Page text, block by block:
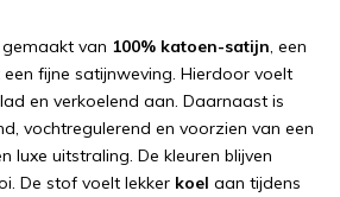
van 100% katoen-satijn , een
fijne satijnweving. Hierdoor voelt
en verkoelend aan. Daarnaast is
vochtregulerend en voorzien van een
luxe uitstraling. De kleuren blijven
De stof voelt lekker koel aan tijdens